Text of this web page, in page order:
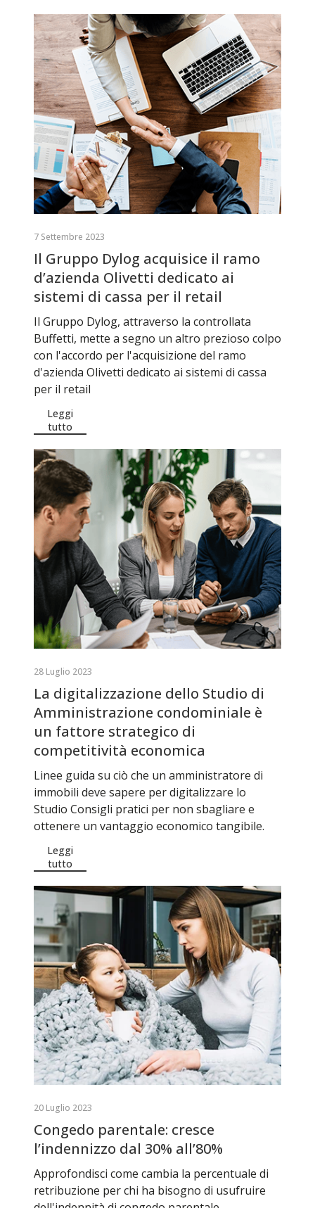
7 Settembre 2023
Il Gruppo Dylog acquisice il ramo
d’azienda Olivetti dedicato ai
sistemi di cassa per il retail
Il Gruppo Dylog, attraverso la controllata
Buffetti, mette a segno un altro prezioso colpo
con l'accordo per l'acquisizione del ramo
d'azienda Olivetti dedicato ai sistemi di cassa
per il retail
Leggi
tutto
28 Luglio 2023
La digitalizzazione dello Studio di
Amministrazione condominiale è
un fattore strategico di
competitività economica
Linee guida su ciò che un amministratore di
immobili deve sapere per digitalizzare lo
Studio Consigli pratici per non sbagliare e
ottenere un vantaggio economico tangibile.
Leggi
tutto
20 Luglio 2023
Congedo parentale: cresce
l’indennizzo dal 30% all’80%
Approfondisci come cambia la percentuale di
retribuzione per chi ha bisogno di usufruire